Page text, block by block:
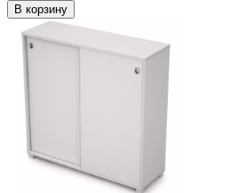
В корзину